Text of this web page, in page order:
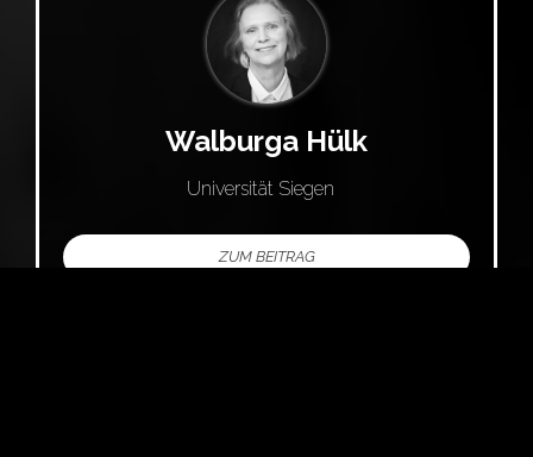
Walburga Hülk
Universität Siegen
ZUM BEITRAG